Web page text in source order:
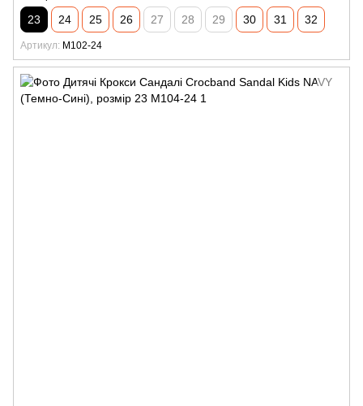
23 24 25 26 27 28 29 30 31 32
Артикул M102-24